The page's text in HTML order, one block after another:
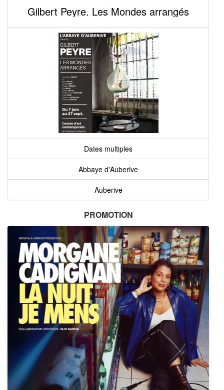
Gilbert Peyre. Les Mondes arrangés
Dates multiples
Abbaye d'Auberive
Auberive
PROMOTION